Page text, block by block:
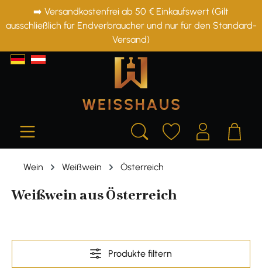
springen
➡️ Versandkostenfrei ab 50 € Einkaufswert (Gilt
ausschließlich für Endverbraucher und nur für den Standard-
Versand)
Wein Weißwein Österreich
Weißwein aus Österreich
Produkte filtern